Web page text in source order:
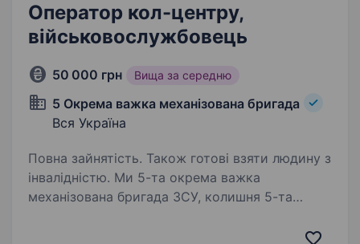
Оператор кол-центру,
військовослужбовець
50 000 грн Вища за середню
5 Окрема важка механізована бригада
Вся Україна
Повна зайнятість. Також готові взяти людину з
інвалідністю. Ми 5-та окрема важка
механізована бригада ЗСУ, колишня 5-та
з командиром, який здобув особливе визнання